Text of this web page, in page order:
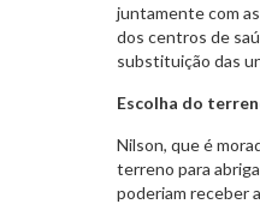
juntamente com
dos centros de
substituição das
Escolha do
Nilson, que é
terreno para
poderiam receber